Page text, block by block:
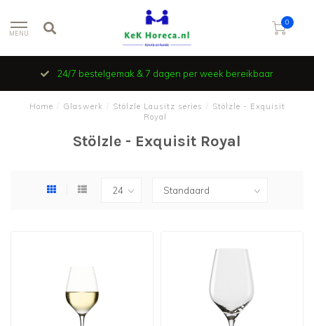
MENU
0
24/7 bestelgemak & 7 dagen per week bereikbaar
Home Glaswerk Stölzle Lausitz series
Stölzle - Exquisit
Royal
Stölzle - Exquisit Royal